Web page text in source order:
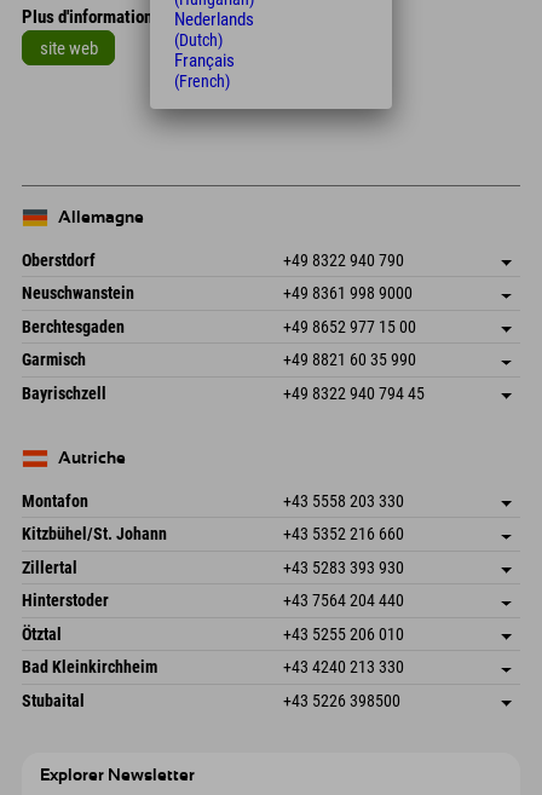
Plus d'informations
site web
Leaflet
Allemagne
Oberstdorf +49 8322 940 790
An der Breitach 3
Allemagne
Enregistrer l'adresse
Réservation
Neuschwanstein +49 8361 998 9000
An der Riese 45
87484 Nesselwang im Allgäu
Allemagne
Enregistrer l'adresse
Informations d'arrivée
Réservation
Berchtesgaden +49 8652 977 15 00
Hofreitstr. 7
Allemagne
Enregistrer l'adresse
Réservation
Garmisch +49 8821 60 35 990
Frickenstraße 22
82490 Farchant
Enregistrer l'adresse
Informations d'arrivée
Bayrischzell +49 8322 940 794 45
Allemagne
Autriche
Montafon +43 5558 203 330
Dorfstr. 127b
6793 Gaschurn/Montafon
Autriche
Enregistrer l'adresse
Réservation
Kitzbühel/St. Johann +43 5352 216 660
Speckbacherstraße 87
6380 St. Johann in Tirol
Autriche
Enregistrer l'adresse
Informations d'arrivée
Réservation
Zillertal +43 5283 393 930
Schmiedau 2
Autriche
Enregistrer l'adresse
Réservation
Hinterstoder +43 7564 204 440
Freizeitpark 10
4573 Hinterstoder
Autriche
Enregistrer l'adresse
Informations d'arrivée
Réservation
Ötztal +43 5255 206 010
Gscheat 14
Autriche
Enregistrer l'adresse
Réservation
Bad Kleinkirchheim +43 4240 213 330
Dorfstraße 24
9546 Bad Kleinkirchheim
Enregistrer l'adresse
Informations d'arrivée
Stubaital +43 5226 398500
Explorer Newsletter
Nederlands
(Dutch)
Français
(French)